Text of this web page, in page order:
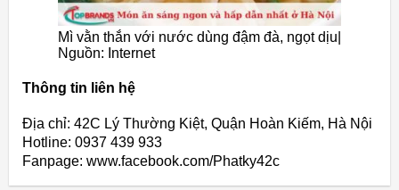
Mì vằn thắn với nước dùng đậm đà, ngọt dịu|
Nguồn: Internet
Thông tin liên hệ
Địa chỉ: 42C Lý Thường Kiệt, Quận Hoàn Kiếm, Hà Nội
Hotline: 0937 439 933
Fanpage: www.facebook.com/Phatky42c